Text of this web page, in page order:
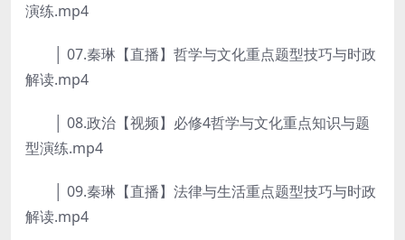
演练.mp4
│ 07.秦琳【直播】哲学与文化重点题型技巧与时政
解读.mp4
│ 08.政治【视频】必修4哲学与文化重点知识与题
型演练.mp4
│ 09.秦琳【直播】法律与生活重点题型技巧与时政
解读.mp4